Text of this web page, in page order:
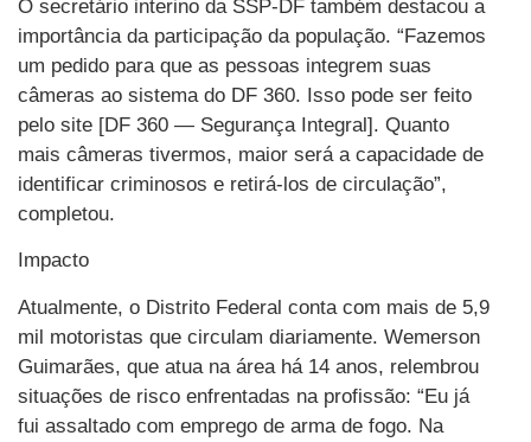
O secretário interino da SSP-DF também destacou a
importância da participação da população. “Fazemos
um pedido para que as pessoas integrem suas
câmeras ao sistema do DF 360. Isso pode ser feito
pelo site [DF 360 — Segurança Integral]. Quanto
mais câmeras tivermos, maior será a capacidade de
identificar criminosos e retirá-los de circulação”,
completou.
Impacto
Atualmente, o Distrito Federal conta com mais de 5,9
mil motoristas que circulam diariamente. Wemerson
Guimarães, que atua na área há 14 anos, relembrou
situações de risco enfrentadas na profissão: “Eu já
fui assaltado com emprego de arma de fogo. Na